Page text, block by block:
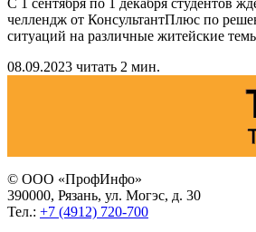
челлендж от КонсультантПлюс по
ситуаций на различные житейские
08.09.2023 читать 2 мин.
© ООО «ПрофИнфо»
390000, Рязань, ул. Могэс, д. 30
Тел.: +7 (4912) 720-700